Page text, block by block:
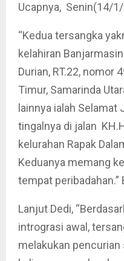
Ucapnya, Senin(14/
“Kedua tersangka
kelahiran
Durian, RT.22, nomor
Timur, Samarinda
lainnya ialah Selamat
tingalnya di jalan
kelurahan Rapak
Keduanya memang
tempat peribadahan.”
Lanjut Dedi,
intrograsi awal,
melakukan